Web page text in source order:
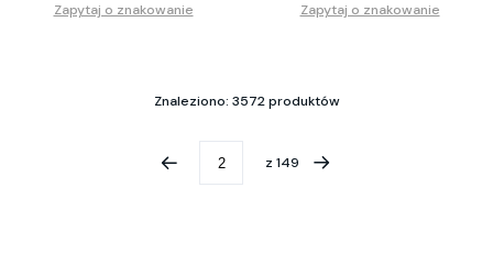
Zapytaj o znakowanie Zapytaj o znakowanie
Znaleziono: 3572 produktów
z 149